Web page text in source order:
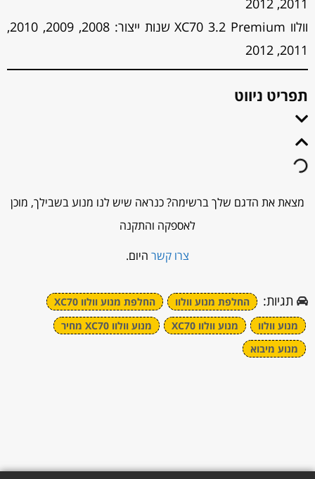
2011, 2012
וולוו XC70 3.2 Premium שנות ייצור: 2008, 2009, 2010,
2011, 2012
תפריט ניווט
מצאת את הדגם שלך ברשימה? כנראה שיש לנו מנוע בשבילך, מוכן
לאספקה והתקנה
צרו קשר היום.
תגיות: החלפת מנוע וולוו
החלפת מנוע וולוו XC70
מנוע וולוו
מנוע וולוו XC70
מנוע וולוו XC70 מחיר
מנוע מיבוא